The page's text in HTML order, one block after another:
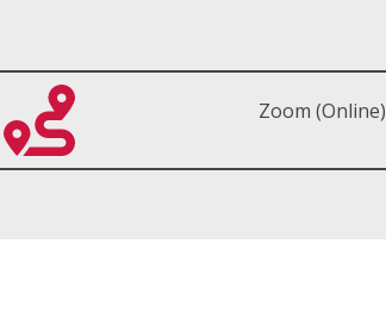
Zoom (Online)